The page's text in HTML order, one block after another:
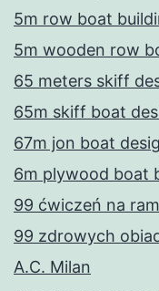
5m row boat
5m wooden row
65 meters skiff
65m skiff boat
67m jon boat
6m plywood boat
99 ćwiczeń na
99 zdrowych
A.C. Milan